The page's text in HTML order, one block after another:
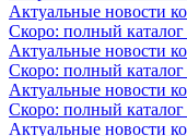
Актуальные новости
Скоро: полный
Актуальные новости
Скоро: полный
Актуальные новости
Скоро: полный
Актуальные новости